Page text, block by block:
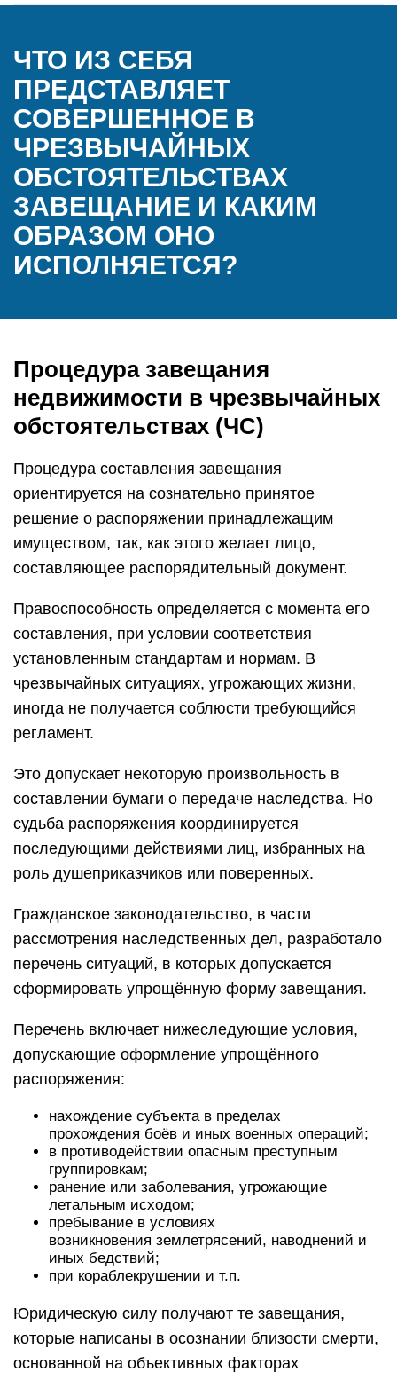
ЧТО ИЗ СЕБЯ
ПРЕДСТАВЛЯЕТ
СОВЕРШЕННОЕ В
ЧРЕЗВЫЧАЙНЫХ
ОБСТОЯТЕЛЬСТВАХ
ЗАВЕЩАНИЕ И КАКИМ
ОБРАЗОМ ОНО
ИСПОЛНЯЕТСЯ?
Процедура завещания
недвижимости в чрезвычайных
обстоятельствах (ЧС)
Процедура составления завещания
ориентируется на сознательно принятое
решение о распоряжении принадлежащим
имуществом, так, как этого желает лицо,
составляющее распорядительный документ.
Правоспособность определяется с момента его
составления, при условии соответствия
установленным стандартам и нормам. В
чрезвычайных ситуациях, угрожающих жизни,
иногда не получается соблюсти требующийся
регламент.
Это допускает некоторую произвольность в
составлении бумаги о передаче наследства. Но
судьба распоряжения координируется
последующими действиями лиц, избранных на
роль душеприказчиков или поверенных.
Гражданское законодательство, в части
рассмотрения наследственных дел, разработало
перечень ситуаций, в которых допускается
сформировать упрощённую форму завещания.
Перечень включает нижеследующие условия,
допускающие оформление упрощённого
распоряжения:
нахождение субъекта в пределах
прохождения боёв и иных военных операций;
в противодействии опасным преступным
группировкам;
ранение или заболевания, угрожающие
летальным исходом;
пребывание в условиях
возникновения землетрясений, наводнений и
иных бедствий;
при кораблекрушении и т.п.
Юридическую силу получают те завещания,
которые написаны в осознании близости смерти,
основанной на объективных факторах